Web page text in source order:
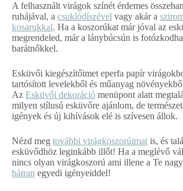
A felhasznált virágok színét érdemes
ruhájával, a csuklódíszével vagy akár a
kosarukkal. Ha a koszorúkat már jóval az
megrendeled, már a lánybúcsún is
barátnőkkel.
Esküvői kiegészítőimet eperfa papír
tartósított levelekből és műanyag
Az Esküvői dekoráció menüpont alatt
milyen stílusú esküvőre ajánlom, de
igények és új kihívások elé is szívesen állok.
Nézd meg további virágkoszorúimat is, és
esküvődhöz leginkább illőt! Ha a meglévő
nincs olyan virágkoszorú ami illene a Te
bátran egyedi igényeiddel!